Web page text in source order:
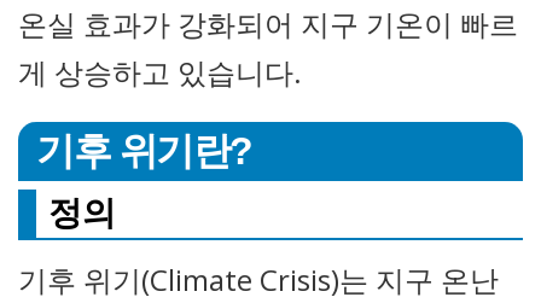
온실 효과가 강화되어 지구 기온이 빠르
게 상승하고 있습니다.
기후 위기란?
정의
기후 위기(Climate Crisis)는 지구 온난